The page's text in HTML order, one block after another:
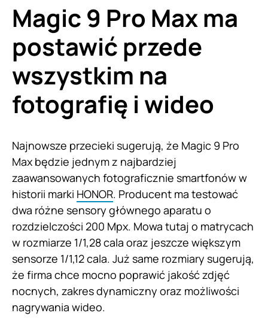
Magic 9 Pro Max ma
postawić przede
wszystkim na
fotografię i wideo
Najnowsze przecieki sugerują, że Magic 9 Pro
Max będzie jednym z najbardziej
zaawansowanych fotograficznie smartfonów w
historii marki HONOR. Producent ma testować
dwa różne sensory głównego aparatu o
rozdzielczości 200 Mpx. Mowa tutaj o matrycach
w rozmiarze 1/1,28 cala oraz jeszcze większym
sensorze 1/1,12 cala. Już same rozmiary sugerują,
że firma chce mocno poprawić jakość zdjęć
nocnych, zakres dynamiczny oraz możliwości
nagrywania wideo.